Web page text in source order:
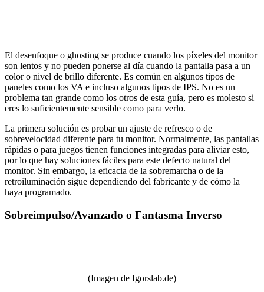
El desenfoque o ghosting se produce cuando los píxeles del monitor
son lentos y no pueden ponerse al día cuando la pantalla pasa a un
color o nivel de brillo diferente. Es común en algunos tipos de
paneles como los VA e incluso algunos tipos de IPS. No es un
problema tan grande como los otros de esta guía, pero es molesto si
eres lo suficientemente sensible como para verlo.
La primera solución es probar un ajuste de refresco o de
sobrevelocidad diferente para tu monitor. Normalmente, las pantallas
rápidas o para juegos tienen funciones integradas para aliviar esto,
por lo que hay soluciones fáciles para este defecto natural del
monitor. Sin embargo, la eficacia de la sobremarcha o de la
retroiluminación sigue dependiendo del fabricante y de cómo la
haya programado.
Sobreimpulso/Avanzado o Fantasma Inverso
(Imagen de Igorslab.de)